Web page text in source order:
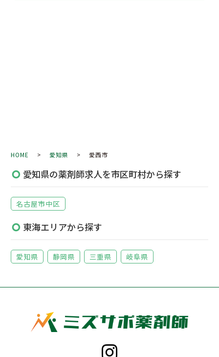
HOME > 愛知県 > 愛西市
愛知県の薬剤師求人を市区町村から探す
名古屋市中区
東海エリアから探す
愛知県 静岡県 三重県 岐阜県